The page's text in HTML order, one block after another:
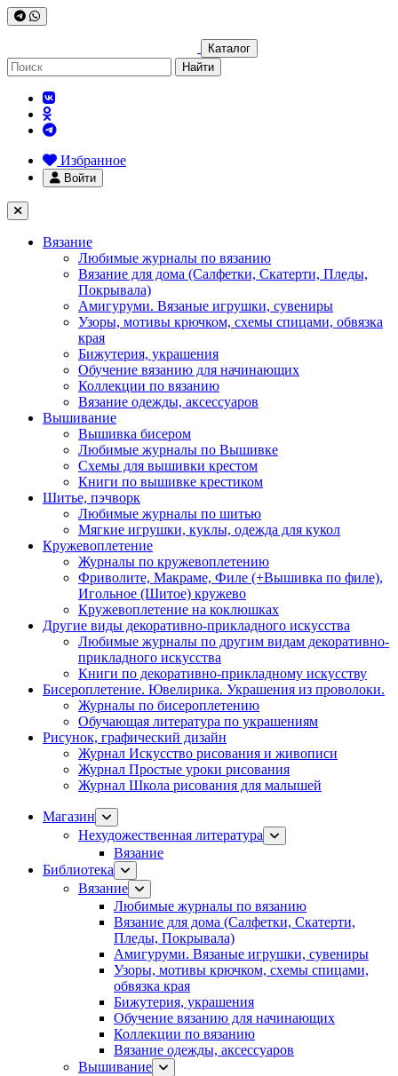
Каталог
Найти
Избранное
Войти
Вязание
Любимые журналы по вязанию
Вязание для дома (Салфетки, Скатерти, Пледы,
Покрывала)
Амигуруми. Вязаные игрушки, сувениры
Узоры, мотивы крючком, схемы спицами, обвязка
края
Бижутерия, украшения
Обучение вязанию для начинающих
Коллекции по вязанию
Вязание одежды, аксессуаров
Вышивание
Вышивка бисером
Любимые журналы по Вышивке
Схемы для вышивки крестом
Книги по вышивке крестиком
Шитье, пэчворк
Любимые журналы по шитью
Мягкие игрушки, куклы, одежда для кукол
Кружевоплетение
Журналы по кружевоплетению
Фриволите, Макраме, Филе (+Вышивка по филе),
Игольное (Шитое) кружево
Кружевоплетение на коклюшках
Другие виды декоративно-прикладного искусства
Любимые журналы по другим видам декоративно-
прикладного искусства
Книги по декоративно-прикладному искусству
Бисероплетение. Ювелирика. Украшения из проволоки.
Журналы по бисероплетению
Обучающая литература по украшениям
Рисунок, графический дизайн
Журнал Искусство рисования и живописи
Журнал Простые уроки рисования
Журнал Школа рисования для малышей
Магазин
Нехудожественная литература
Вязание
Библиотека
Вязание
Любимые журналы по вязанию
Вязание для дома (Салфетки, Скатерти,
Пледы, Покрывала)
Амигуруми. Вязаные игрушки, сувениры
Узоры, мотивы крючком, схемы спицами,
обвязка края
Бижутерия, украшения
Обучение вязанию для начинающих
Коллекции по вязанию
Вязание одежды, аксессуаров
Вышивание